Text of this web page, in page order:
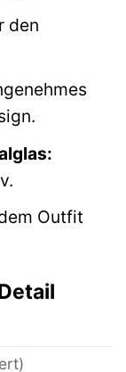
den
Outfit